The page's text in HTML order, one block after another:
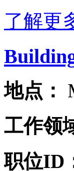
了解更
地点：
工作领
职位ID